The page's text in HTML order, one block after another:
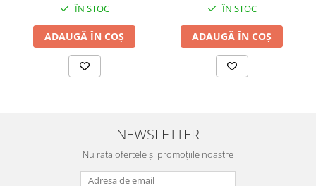
ÎN STOC
ADAUGĂ ÎN COȘ
ÎN STOC
ADAUGĂ ÎN COȘ
NEWSLETTER
Nu rata ofertele și promoțiile noastre